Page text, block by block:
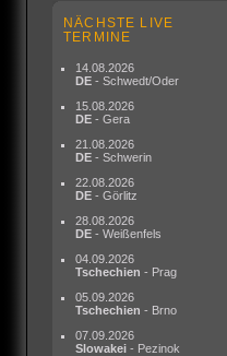
NÄCHSTE LIVE
TERMINE
14.08.2026
DE - Schwedt/Oder
15.08.2026
DE - Gera
21.08.2026
DE - Schwerin
22.08.2026
DE - Görlitz
28.08.2026
DE - Weißenfels
04.09.2026
Tschechien - Prag
05.09.2026
Tschechien - Brno
07.09.2026
Slowakei - Pezinok